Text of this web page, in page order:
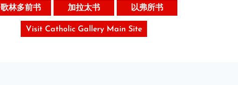
歌林多前书 加拉太书 以弗所书
Visit Catholic Gallery Main Site